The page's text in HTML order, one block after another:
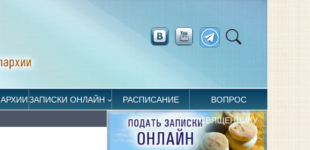
ЗАПИСКИ ОНЛАЙН РАСПИСАНИЕ ВОПРОС
СВЯЩЕННИКУ